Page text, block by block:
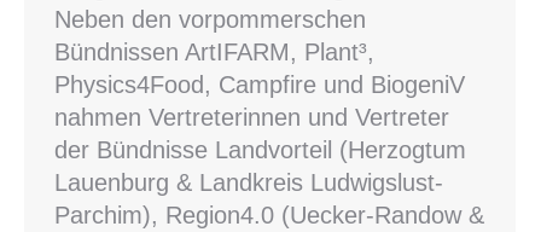
Neben den vorpommerschen
Bündnissen ArtIFARM, Plant³,
Physics4Food, Campfire und BiogeniV
nahmen Vertreterinnen und Vertreter
der Bündnisse Landvorteil (Herzogtum
Lauenburg & Landkreis Ludwigslust-
Parchim), Region4.0 (Uecker-Randow &